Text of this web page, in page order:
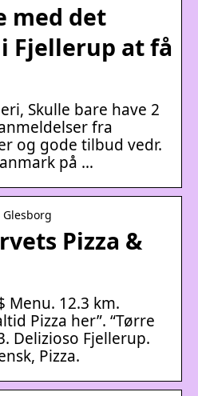
med det
Fjellerup at få
Skulle bare have 2
fra
og gode tilbud vedr.
på …
Pizza &
Menu. 12.3 km.
Pizza her”. “Tørre
Delizioso Fjellerup.
Pizza.